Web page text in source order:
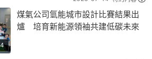
煤氣公司氫能城市設計比賽結果出
爐 培育新能源領袖共建低碳未來